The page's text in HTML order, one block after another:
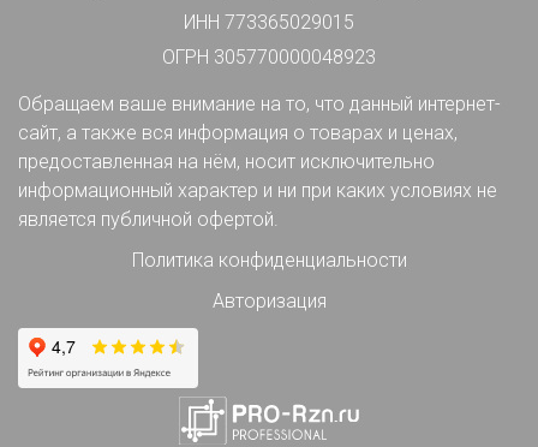
ИНН 773365029015
ОГРН 305770000048923
Обращаем ваше внимание на то, что данный интернет-
сайт, а также вся информация о товарах и ценах,
предоставленная на нём, носит исключительно
информационный характер и ни при каких условиях не
является публичной офертой.
Политика конфиденциальности
Авторизация